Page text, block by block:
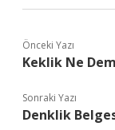
Önceki Yazı
Keklik Ne
Sonraki Yazı
Denklik